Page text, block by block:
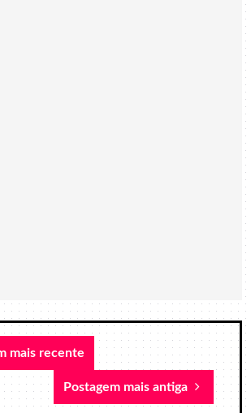
mais recente
Postagem mais antiga